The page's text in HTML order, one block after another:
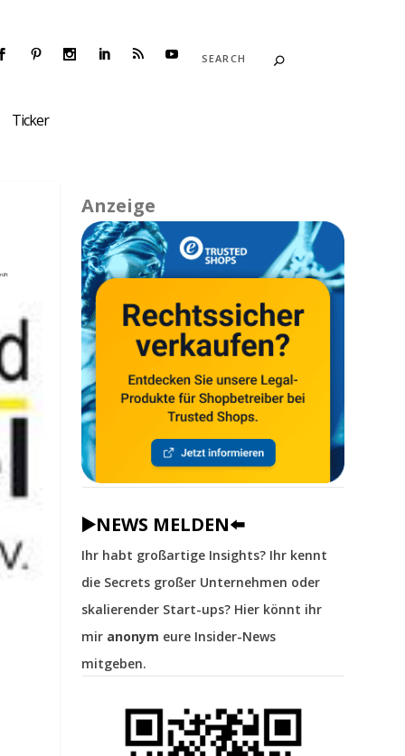
Ticker
Anzeige
▶️NEWS MELDEN⬅️
Ihr habt großartige Insights? Ihr kennt
die Secrets großer Unternehmen oder
skalierender Start-ups? Hier könnt ihr
mir anonym eure Insider-News
mitgeben.